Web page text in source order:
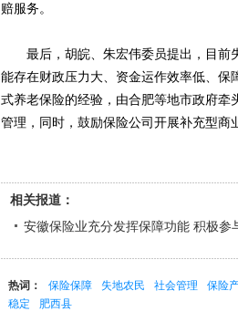
赔服务。
最后，胡皖、朱宏伟委员提出，目前
能存在财政压力大、资金运作效率低、
式养老保险的经验，由合肥等地市政府
管理，同时，鼓励保险公司开展补充型商
相关报道：
安徽保险业充分发挥保障功能 积极参
热词： 保险保障 失地农民 社会管理 保险
稳定
肥西县